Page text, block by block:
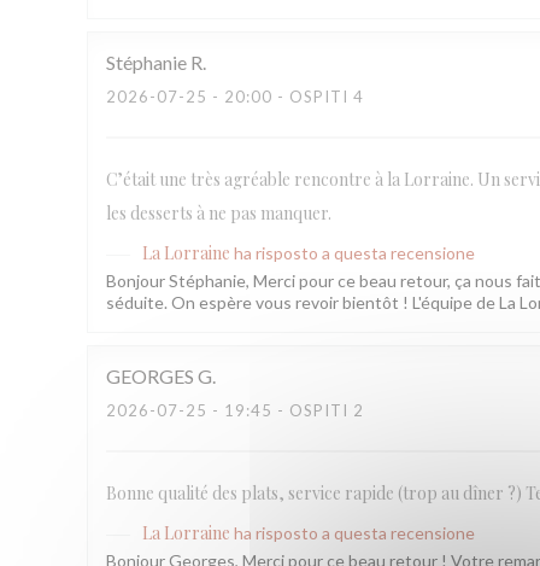
Stéphanie R
2026-07-25 - 20:00 - OSPITI 4
C’était une très agréable rencontre à la Lorraine. Un
les desserts à ne pas manquer.
La Lorraine ha risposto a questa recensione
Bonjour Stéphanie, Merci pour ce beau retour, ça nous
séduite. On espère vous revoir bientôt ! L'équipe de La
GEORGES G
2026-07-25 - 19:45 - OSPITI 2
Bonne qualité des plats, service rapide (trop au dîner ?)
La Lorraine ha risposto a questa recensione
Bonjour Georges, Merci pour ce beau retour ! Votre